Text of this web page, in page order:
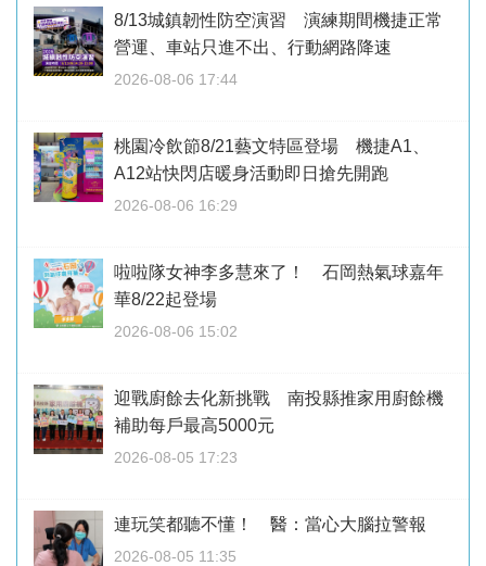
8/13城鎮韌性防空演習 演練期間機捷正常
營運、車站只進不出、行動網路降速
2026-08-06 17:44
桃園冷飲節8/21藝文特區登場 機捷A1、
A12站快閃店暖身活動即日搶先開跑
2026-08-06 16:29
啦啦隊女神李多慧來了！ 石岡熱氣球嘉年
華8/22起登場
2026-08-06 15:02
迎戰廚餘去化新挑戰 南投縣推家用廚餘機
補助每戶最高5000元
2026-08-05 17:23
連玩笑都聽不懂！ 醫：當心大腦拉警報
2026-08-05 11:35